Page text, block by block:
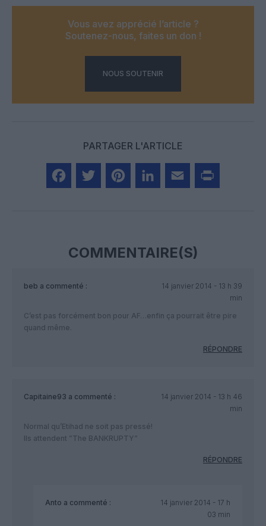
Vous avez apprécié l’article ?
Soutenez-nous, faites un don !
NOUS SOUTENIR
PARTAGER L'ARTICLE
COMMENTAIRE(S)
beb a commenté :
14 janvier 2014 - 13 h 39
min
C’est pas forcément bon pour AF…enfin ça pourrait être pire
quand même.
RÉPONDRE
Capitaine93 a commenté :
14 janvier 2014 - 13 h 46
min
Normal qu’Etihad ne soit pas pressé!
Ils attendent ”The BANKRUPTY”
RÉPONDRE
Anto a commenté :
14 janvier 2014 - 17 h
03 min